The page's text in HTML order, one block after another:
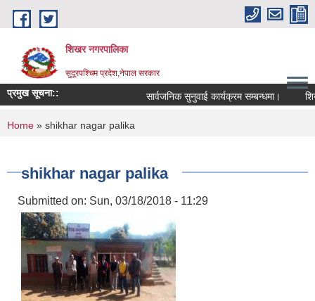
Skip to main content
शिखर नगरपालिका
सुदूरपश्चिम प्रदेश,नेपाल सरकार
प्रमुख सूचना:: सार्वजनिक सुनुवाई कार्यक्रम सम्बन्धमा।
You are here
Home » shikhar nagar palika
shikhar nagar palika
Submitted on: Sun, 03/18/2018 - 11:29